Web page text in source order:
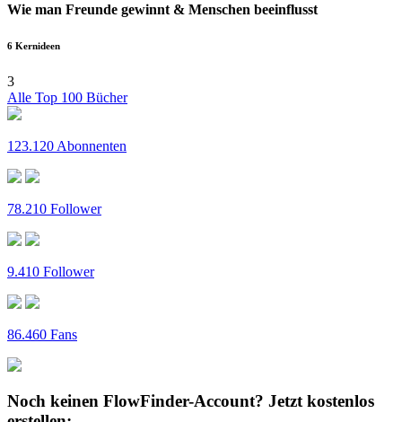
Wie man Freunde gewinnt & Menschen beeinflusst
6 Kernideen
3
Alle Top 100 Bücher
123.120 Abonnenten
78.210 Follower
9.410 Follower
86.460 Fans
Noch keinen FlowFinder-Account? Jetzt kostenlos